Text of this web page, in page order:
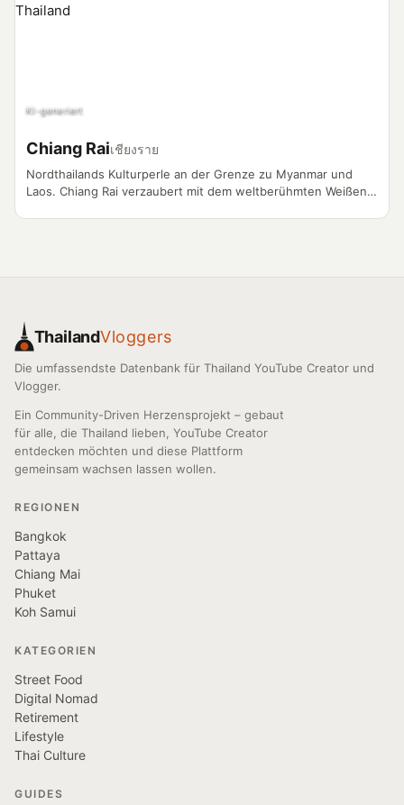
KI-generiert
Chiang Raiเชียงราย
Nordthailands Kulturperle an der Grenze zu Myanmar und
Laos. Chiang Rai verzaubert mit dem weltberühmten Weißen
ThailandVloggers
Die umfassendste Datenbank für Thailand YouTube Creator und
Vlogger.
Ein Community-Driven Herzensprojekt – gebaut
für alle, die Thailand lieben, YouTube Creator
entdecken möchten und diese Plattform
gemeinsam wachsen lassen wollen.
REGIONEN
Bangkok
Pattaya
Chiang Mai
Phuket
Koh Samui
KATEGORIEN
Street Food
Digital Nomad
Retirement
Lifestyle
Thai Culture
GUIDES